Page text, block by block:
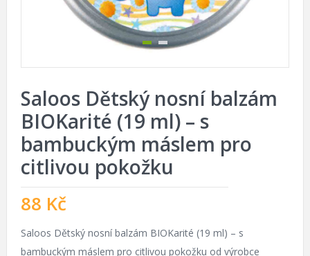
Saloos Dětský nosní balzám
BIOKarité (19 ml) – s
bambuckým máslem pro
citlivou pokožku
88 Kč
Saloos Dětský nosní balzám BIOKarité (19 ml) – s
bambuckým máslem pro citlivou pokožku od výrobce